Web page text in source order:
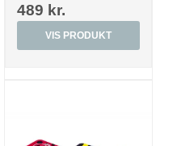
489 kr.
VIS PRODUKT